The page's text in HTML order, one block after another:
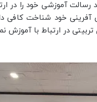
رسالت آموزشی خود را در
خود شناخت کافی
در ارتباط با آموزش